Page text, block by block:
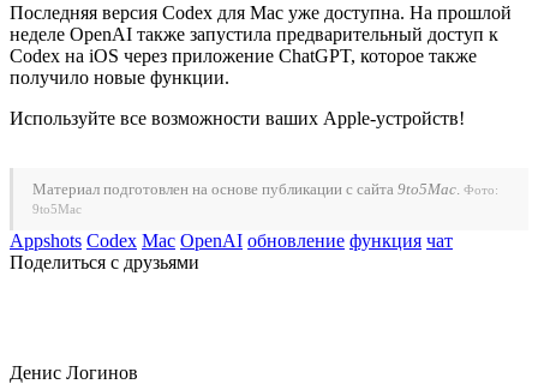
Последняя версия Codex для Mac уже доступна. На прошлой
неделе OpenAI также запустила предварительный доступ к
Codex на iOS через приложение ChatGPT, которое также
получило новые функции.
Используйте все возможности ваших Apple-устройств!
Материал подготовлен на основе публикации с сайта 9to5Mac Фото:
9to5Mac
Appshots Codex Mac OpenAI обновление функция чат
Поделиться с друзьями
Денис Логинов